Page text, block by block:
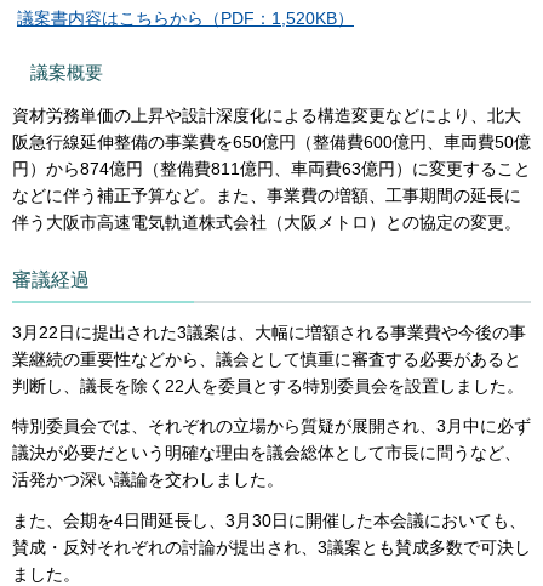
議案書内容はこちらから（PDF：1,520KB）
議案概要
資材労務単価の上昇や設計深度化による構造変更などにより、北大
阪急行線延伸整備の事業費を650億円（整備費600億円、車両費50億
円）から874億円（整備費811億円、車両費63億円）に変更すること
などに伴う補正予算など。また、事業費の増額、工事期間の延長に
伴う大阪市高速電気軌道株式会社（大阪メトロ）との協定の変更。
審議経過
3月22日に提出された3議案は、大幅に増額される事業費や今後の事
業継続の重要性などから、議会として慎重に審査する必要があると
判断し、議長を除く22人を委員とする特別委員会を設置しました。
特別委員会では、それぞれの立場から質疑が展開され、3月中に必ず
議決が必要だという明確な理由を議会総体として市長に問うなど、
活発かつ深い議論を交わしました。
また、会期を4日間延長し、3月30日に開催した本会議においても、
賛成・反対それぞれの討論が提出され、3議案とも賛成多数で可決し
ました。